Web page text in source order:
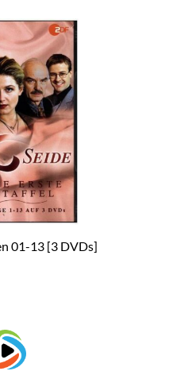
01-13 [3 DVDs]